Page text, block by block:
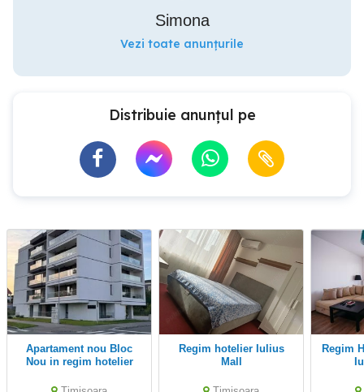
Simona
Vezi toate anunțurile
Distribuie anunțul pe
Apartament nou Bloc
Nou in regim hotelier
Regim hotelier Iulius
Mall
Regim Hotelier 2 camere